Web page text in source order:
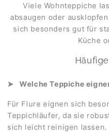
Viele Wohnteppiche
absaugen oder
sich besonders gut für
Küche
Welche Teppiche
Für Flure eignen sich
Teppichläufer, da sie
sich leicht reinigen lassen.